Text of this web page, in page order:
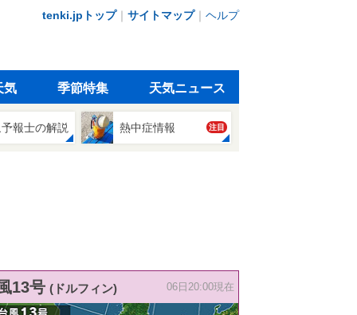
tenki.jpトップ｜ サイトマップ｜ ヘルプ
気 季節特集 天気ニュース
報士の解説 熱中症情報 注目
13号 (ドルフィン) 06日20:00現在